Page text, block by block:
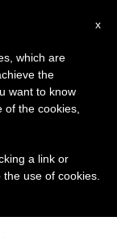
x
which are
the
want to know
the cookies,
a link or
use of cookies.